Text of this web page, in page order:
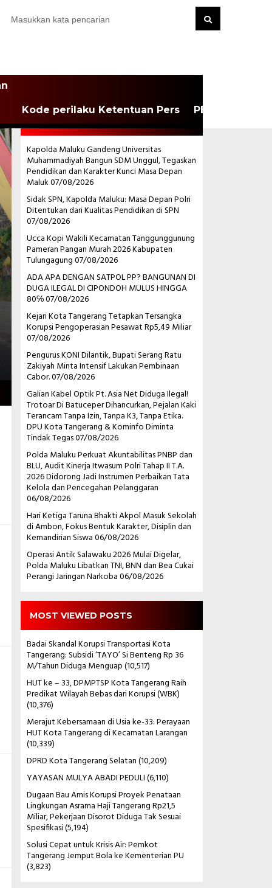
Kode perilaku Ketentuan Pers PEDOMAN
POS-POS TERBARU
Kapolda Maluku Gandeng Universitas
Muhammadiyah Bangun SDM Unggul, Tegaskan
Pendidikan dan Karakter Kunci Masa Depan
Maluk07/08/2026
Sidak SPN, Kapolda Maluku: Masa Depan Polri
Ditentukan dari Kualitas Pendidikan di SPN
07/08/2026
Ucca Kopi Wakili Kecamatan Tanggunggunung
Pameran Pangan Murah 2026 Kabupaten
Tulungagung07/08/2026
ADA APA DENGAN SATPOL PP? BANGUNAN DI
DUGA ILEGAL DI CIPONDOH MULUS HINGGA
80℅07/08/2026
Kejari Kota Tangerang Tetapkan Tersangka
Korupsi Pengoperasian Pesawat Rp5,49 Miliar
07/08/2026
Pengurus KONI Dilantik, Bupati Serang Ratu
Zakiyah Minta Intensif Lakukan Pembinaan
Cabor.07/08/2026
Galian Kabel Optik Pt. Asia Net Diduga Ilegal!
Trotoar Di Batuceper Dihancurkan, Pejalan Kaki
Terancam Tanpa Izin, Tanpa K3, Tanpa Etika.
DPU Kota Tangerang & Kominfo Diminta
Tindak Tegas07/08/2026
Polda Maluku Perkuat Akuntabilitas PNBP dan
BLU, Audit Kinerja Itwasum Polri Tahap II T.A.
2026 Didorong Jadi Instrumen Perbaikan Tata
Kelola dan Pencegahan Pelanggaran
06/08/2026
Hari Ketiga Taruna Bhakti Akpol Masuk Sekolah
di Ambon, Fokus Bentuk Karakter, Disiplin dan
Kemandirian Siswa06/08/2026
Operasi Antik Salawaku 2026 Mulai Digelar,
Polda Maluku Libatkan TNI, BNN dan Bea Cukai
Perangi Jaringan Narkoba06/08/2026
MOST VIEWED POSTS
Badai Skandal Korupsi Transportasi Kota
Tangerang: Subsidi ‘TAYO’ Si Benteng Rp 36
M/Tahun Diduga Menguap(10,517)
HUT ke – 33, DPMPTSP Kota Tangerang Raih
Predikat Wilayah Bebas dari Korupsi (WBK)
(10,376)
Merajut Kebersamaan di Usia ke-33: Perayaan
HUT Kota Tangerang di Kecamatan Larangan
(10,339)
DPRD Kota Tangerang Selatan(10,209)
YAYASAN MULYA ABADI PEDULI(6,110)
Dugaan Bau Amis Korupsi Proyek Penataan
Lingkungan Asrama Haji Tangerang Rp21,5
Miliar, Pekerjaan Disorot Diduga Tak Sesuai
Spesifikasi(5,194)
Solusi Cepat untuk Krisis Air: Pemkot
Tangerang Jemput Bola ke Kementerian PU
(3,823)